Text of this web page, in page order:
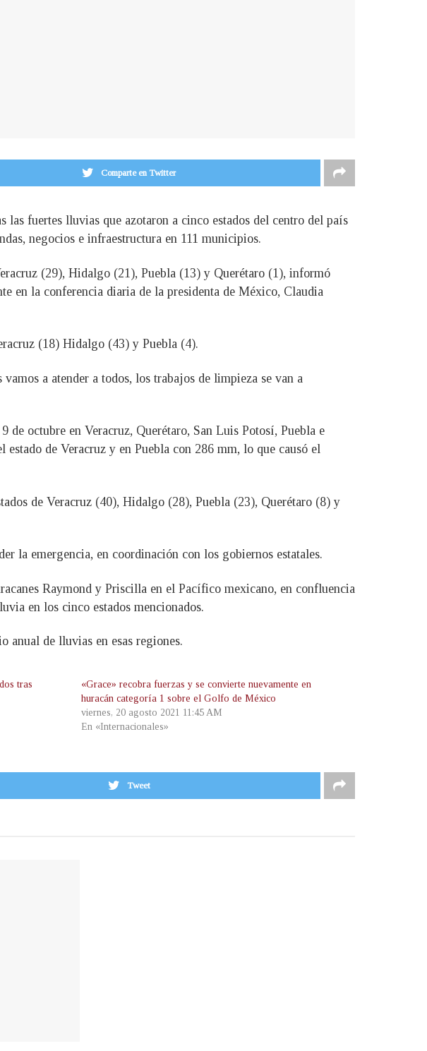
Comparte en Twitter
fuertes lluvias que azotaron a cinco estados del centro del país
negocios e infraestructura en 111 municipios.
(29), Hidalgo (21), Puebla (13) y Querétaro (1), informó
en la conferencia diaria de la presidenta de México, Claudia
(18) Hidalgo (43) y Puebla (4).
a atender a todos, los trabajos de limpieza se van a
octubre en Veracruz, Querétaro, San Luis Potosí, Puebla e
de Veracruz y en Puebla con 286 mm, lo que causó el
de Veracruz (40), Hidalgo (28), Puebla (23), Querétaro (8) y
la emergencia, en coordinación con los gobiernos estatales.
Raymond y Priscilla en el Pacífico mexicano, en confluencia
en los cinco estados mencionados.
anual de lluvias en esas regiones.
tras
«Grace» recobra fuerzas y se convierte nuevamente en
huracán categoría 1 sobre el Golfo de México
viernes, 20 agosto 2021 11:45 AM
En «Internacionales»
Tweet